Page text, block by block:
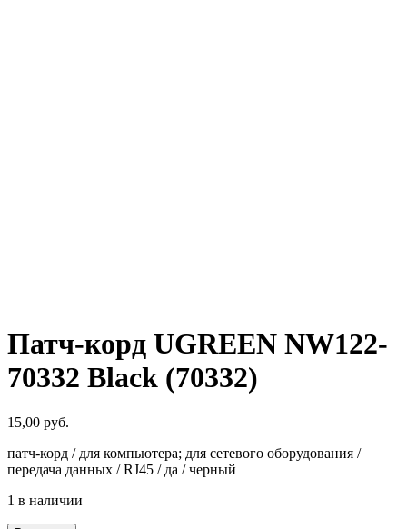
Патч-корд UGREEN NW122-
70332 Black (70332)
15,00 руб.
патч-корд / для компьютера; для сетевого оборудования /
передача данных / RJ45 / да / черный
1 в наличии